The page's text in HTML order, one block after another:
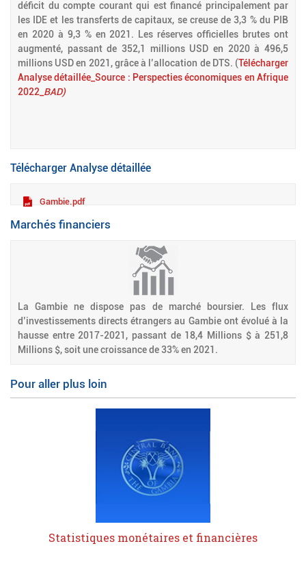
déficit du compte courant qui est financé principalement par
les IDE et les transferts de capitaux, se creuse de 3,3 % du PIB
en 2020 à 9,3 % en 2021. Les réserves officielles brutes ont
augmenté, passant de 352,1 millions USD en 2020 à 496,5
millions USD en 2021, grâce à l’allocation de DTS. (Télécharger
Analyse détaillée_Source : Perspecties économiques en Afrique
2022_ BAD)
Télécharger Analyse détaillée
Gambie.pdf
Marchés financiers
La Gambie ne dispose pas de marché boursier. Les flux
d’investissements directs étrangers au Gambie ont évolué à la
hausse entre 2017-2021, passant de 18,4 Millions $ à 251,8
Millions $, soit une croissance de 33% en 2021.
Pour aller plus loin
Statistiques monétaires et financières